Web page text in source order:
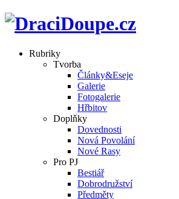
Rubriky
Tvorba
Články&Eseje
Galerie
Fotogalerie
Hřbitov
Doplňky
Dovednosti
Nová Povolání
Nové Rasy
Pro PJ
Bestiář
Dobrodružství
Předměty